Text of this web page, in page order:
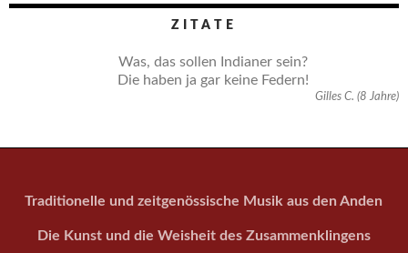
ZITATE
Was, das sollen Indianer sein?
Die haben ja gar keine Federn!
Gilles C. (8 Jahre)
Traditionelle und zeitgenössische Musik aus den Anden
Die Kunst und die Weisheit des Zusammenklingens